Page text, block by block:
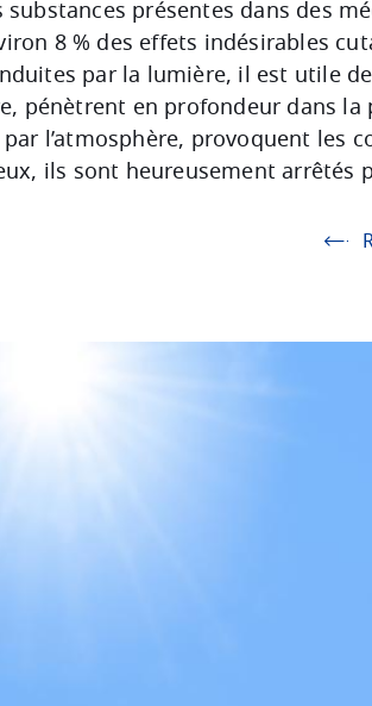
substances présentes dans des
8 % des effets indésirables
par la lumière, il est utile
pénètrent en profondeur dans
l’atmosphère, provoquent les
ils sont heureusement arrêtés